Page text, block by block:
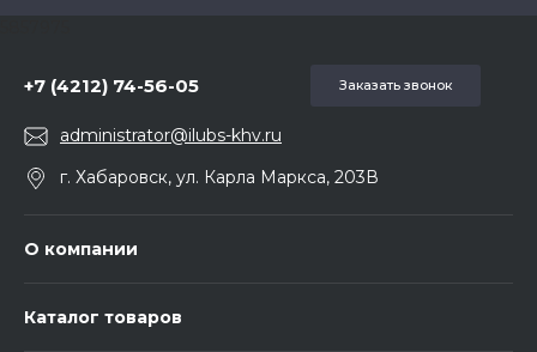
+7 (4212) 74-56-05 Заказать звонок
administrator@ilubs-khv.ru
г. Хабаровск, ул. Карла Маркса, 203В
О компании
Каталог товаров